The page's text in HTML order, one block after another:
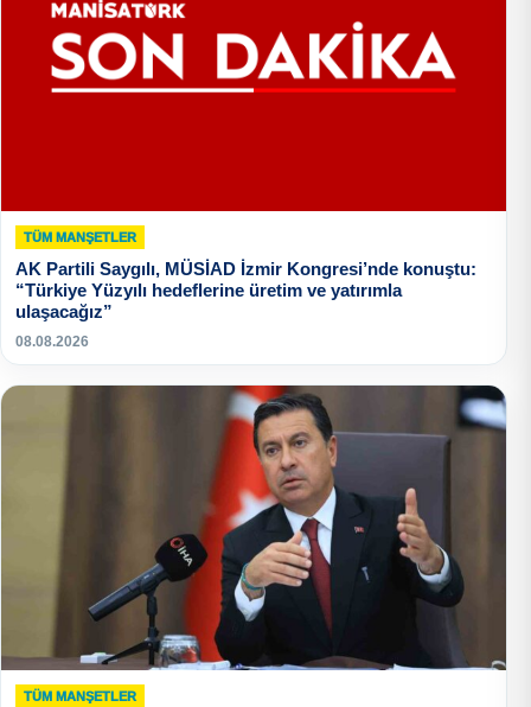
TÜM MANŞETLER
AK Partili Saygılı, MÜSİAD İzmir Kongresi’nde konuştu:
“Türkiye Yüzyılı hedeflerine üretim ve yatırımla
ulaşacağız”
08.08.2026
TÜM MANŞETLER